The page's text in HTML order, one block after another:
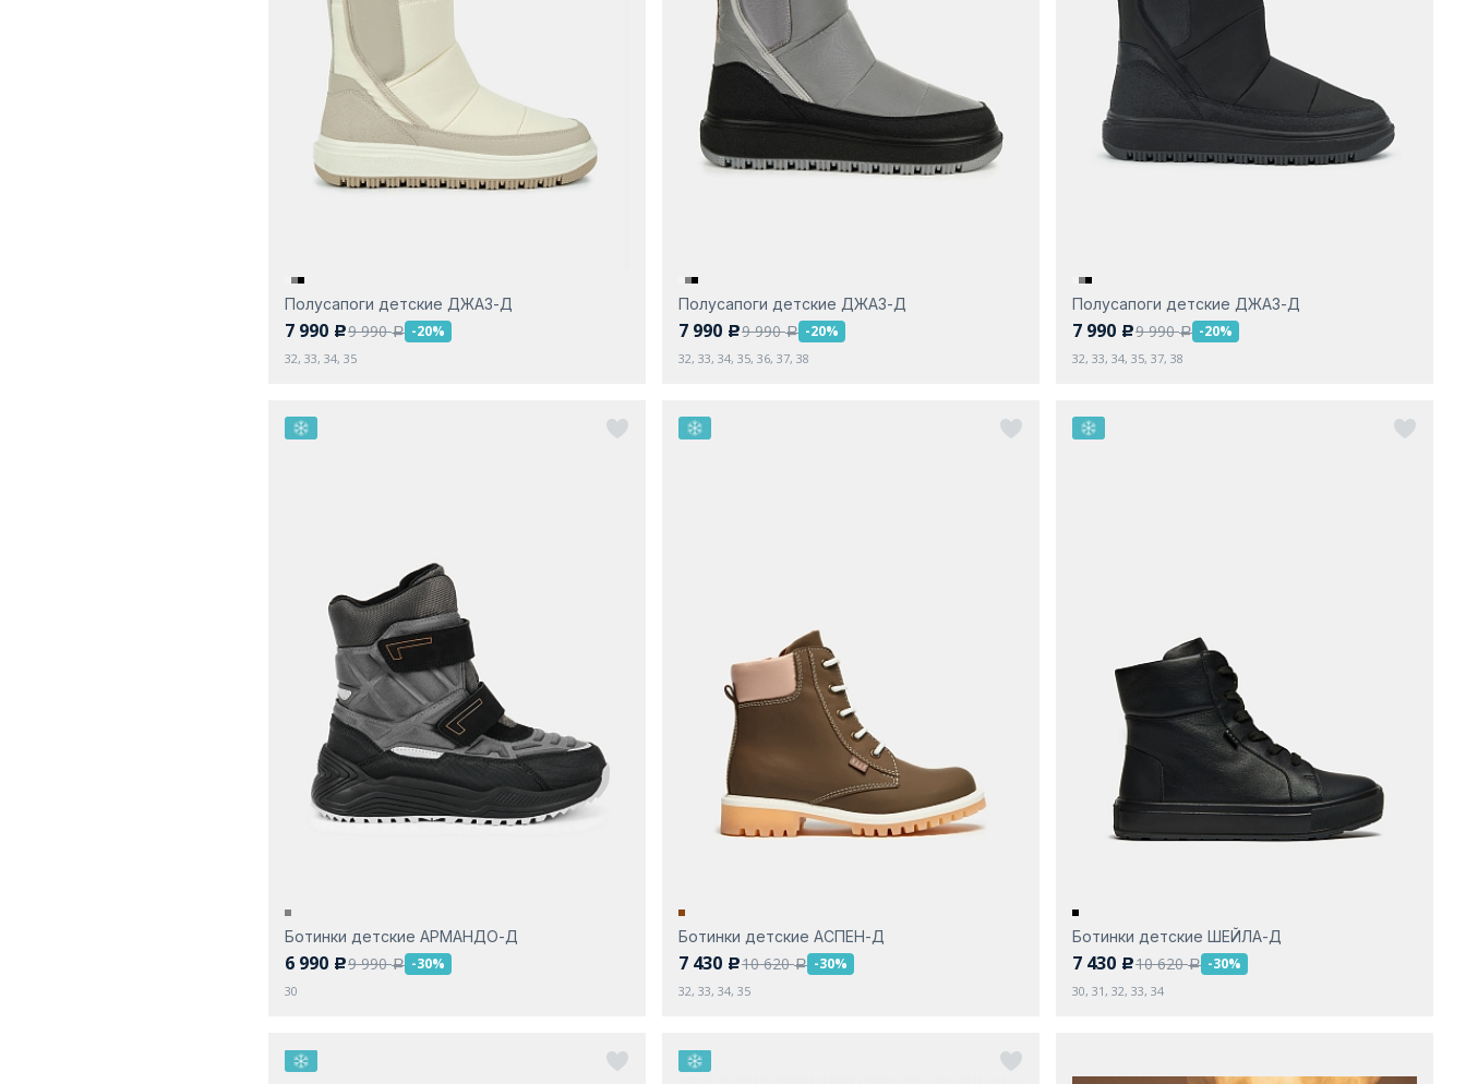
Полусапоги детские ДЖАЗ-Д
7 990 c9 990a -20%
32, 33, 34, 35
Полусапоги детские ДЖАЗ-Д
7 990 c9 990a -20%
32, 33, 34, 35, 36, 37, 38
Полусапоги детские ДЖАЗ-Д
7 990 c9 990a -20%
32, 33, 34, 35, 37, 38
Ботинки детские АРМАНДО-Д
6 990 c9 990a -30%
30
Ботинки детские АСПЕН-Д
7 430 c10 620a -30%
32, 33, 34, 35
Ботинки детские ШЕЙЛА-Д
7 430 c10 620a -30%
30, 31, 32, 33, 34